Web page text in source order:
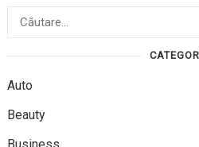
Caută
după:
Auto
Beauty